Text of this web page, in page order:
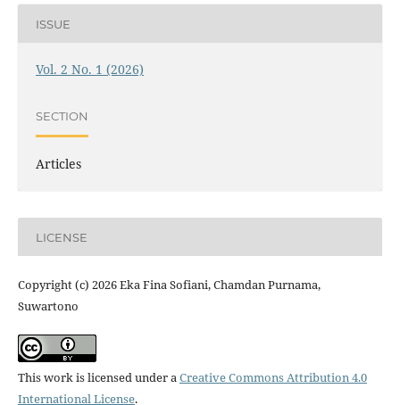
ISSUE
Vol. 2 No. 1 (2026)
SECTION
Articles
LICENSE
Copyright (c) 2026 Eka Fina Sofiani, Chamdan Purnama,
Suwartono
This work is licensed under aCreative Commons Attribution 4.0
International License.